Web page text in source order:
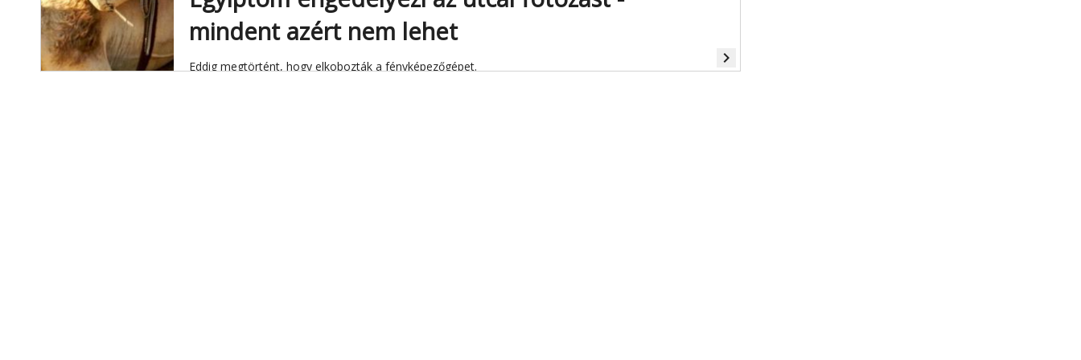
mindent azért nem lehet
Eddig megtörtént, hogy elkobozták a fényképezőgépet. navigate_next